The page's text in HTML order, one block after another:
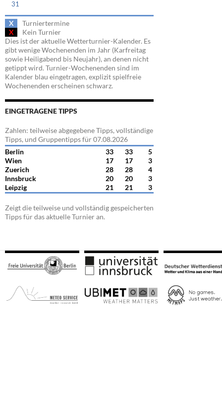
31
X
Turniertermine
X
Kein Turnier
Dies ist der aktuelle Wetterturnier-Kalender. Es
gibt wenige Wochenenden im Jahr (Karfreitag
sowie Heiligabend bis Neujahr), an denen nicht
getippt wird. Turnier-Wochenenden sind im
Kalender blau eingetragen, explizit spielfreie
Wochenenden erscheinen schwarz.
EINGETRAGENE TIPPS
Zahlen: teilweise abgegebene Tipps, vollständige
Tipps, und Gruppentipps für 07.08.2026
Berlin
33 33
5
Wien
17 17
3
Zuerich
28 28
4
Innsbruck
20 20
3
Leipzig
21 21 3
Zeigt die teilweise und vollständig gespeicherten
Tipps für das aktuelle Turnier an.